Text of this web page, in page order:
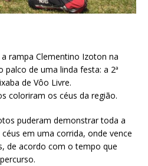
rampa Clementino Izoton na
palco de uma linda festa: a 2ª
de Vôo Livre.
coloriram os céus da região.
puderam demonstrar toda a
em uma corrida, onde vence
de acordo com o tempo que